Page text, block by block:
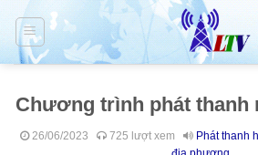
Skip
content
Chương trình phát thanh
26/06/2023 725 lượt xem Phát thanh